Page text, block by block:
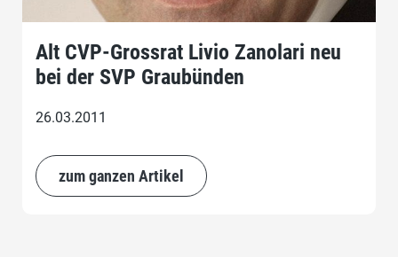
Alt CVP-Grossrat Livio Zanolari neu
bei der SVP Graubünden
26.03.2011
zum ganzen Artikel